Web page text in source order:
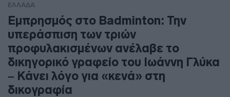
ΕΛΛΑΔΑ
Εμπρησμός στο Badminton: Την
υπεράσπιση των τριών
προφυλακισμένων ανέλαβε το
δικηγορικό γραφείο του Ιωάννη Γλύκα
– Κάνει λόγο για «κενά» στη
δικογραφία